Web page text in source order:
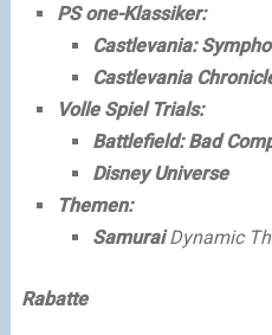
PS one-Klassiker:
Castlevania:
Castlevania
Volle Spiel Trials:
Battlefield: Bad
Disney Universe
Themen:
SamuraiDynamic
Rabatte